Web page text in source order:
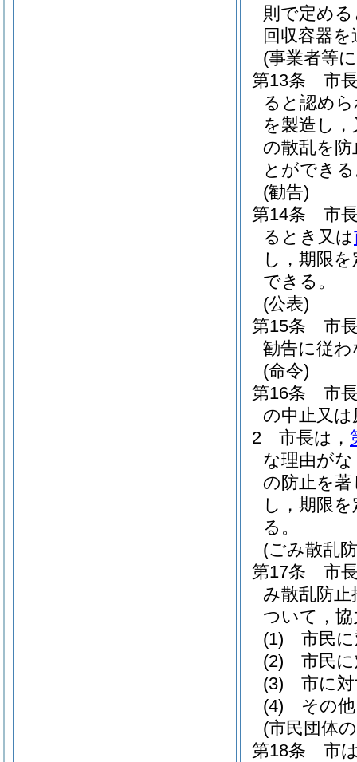
則で定め
回収容器
(事業者等
第13条
市
ると認め
を製造し
の散乱を
とができ
(勧告)
第14条
市
るとき又は
し，期限
できる。
(公表)
第15条
市
勧告に従
(命令)
第16条
市
の中止又
2
市長は，
な理由が
の防止を
し，期限
る。
(ごみ散乱
第17条
市
み散乱防
ついて，
(1)
市民
(2)
市民
(3)
市に
(4)
その
(市民団体
第18条
市